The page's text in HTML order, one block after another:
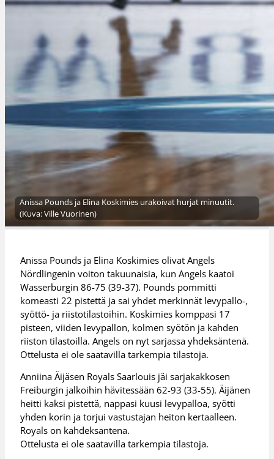
Anissa Pounds ja Elina Koskimies urakoivat hurjat minuutit.
(Kuva: Ville Vuorinen)
Anissa Pounds ja Elina Koskimies olivat Angels
Nördlingenin voiton takuunaisia, kun Angels kaatoi
Wasserburgin 86-75 (39-37). Pounds pommitti
komeasti 22 pistettä ja sai yhdet merkinnät levypallo-,
syöttö- ja riistotilastoihin. Koskimies komppasi 17
pisteen, viiden levypallon, kolmen syötön ja kahden
riiston tilastoilla. Angels on nyt sarjassa yhdeksäntenä.
Ottelusta ei ole saatavilla tarkempia tilastoja.
Anniina Äijäsen Royals Saarlouis jäi sarjakakkosen
Freiburgin jalkoihin hävitessään 62-93 (33-55). Äijänen
heitti kaksi pistettä, nappasi kuusi levypalloa, syötti
yhden korin ja torjui vastustajan heiton kertaalleen.
Royals on kahdeksantena.
Ottelusta ei ole saatavilla tarkempia tilastoja.